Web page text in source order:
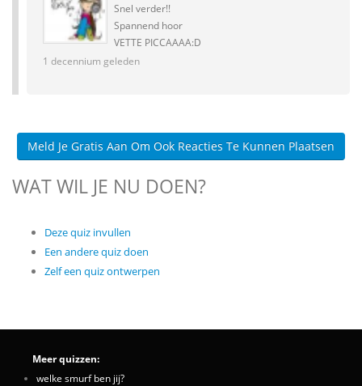
Snel verder!!
Spannend hoor
VETTE PICCAAAA:D
1 decennium geleden
Meld Je Gratis Aan Om Ook Reacties Te Kunnen Plaatsen
WAT WIL JE NU DOEN?
Deze quiz invullen
Een andere quiz doen
Zelf een quiz ontwerpen
Meer quizzen:
welke smurf ben jij?